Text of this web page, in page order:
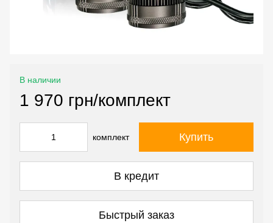
В наличии
1 970 грн/комплект
комплект Купить
В кредит
Быстрый заказ